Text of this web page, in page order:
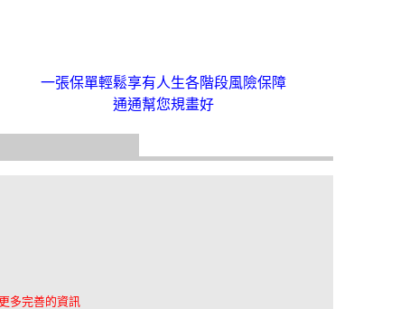
一張保單輕鬆享有人生各階段風險保障
通通幫您規畫好
多完善的資訊